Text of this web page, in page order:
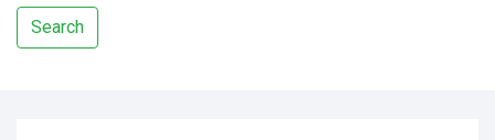
Search